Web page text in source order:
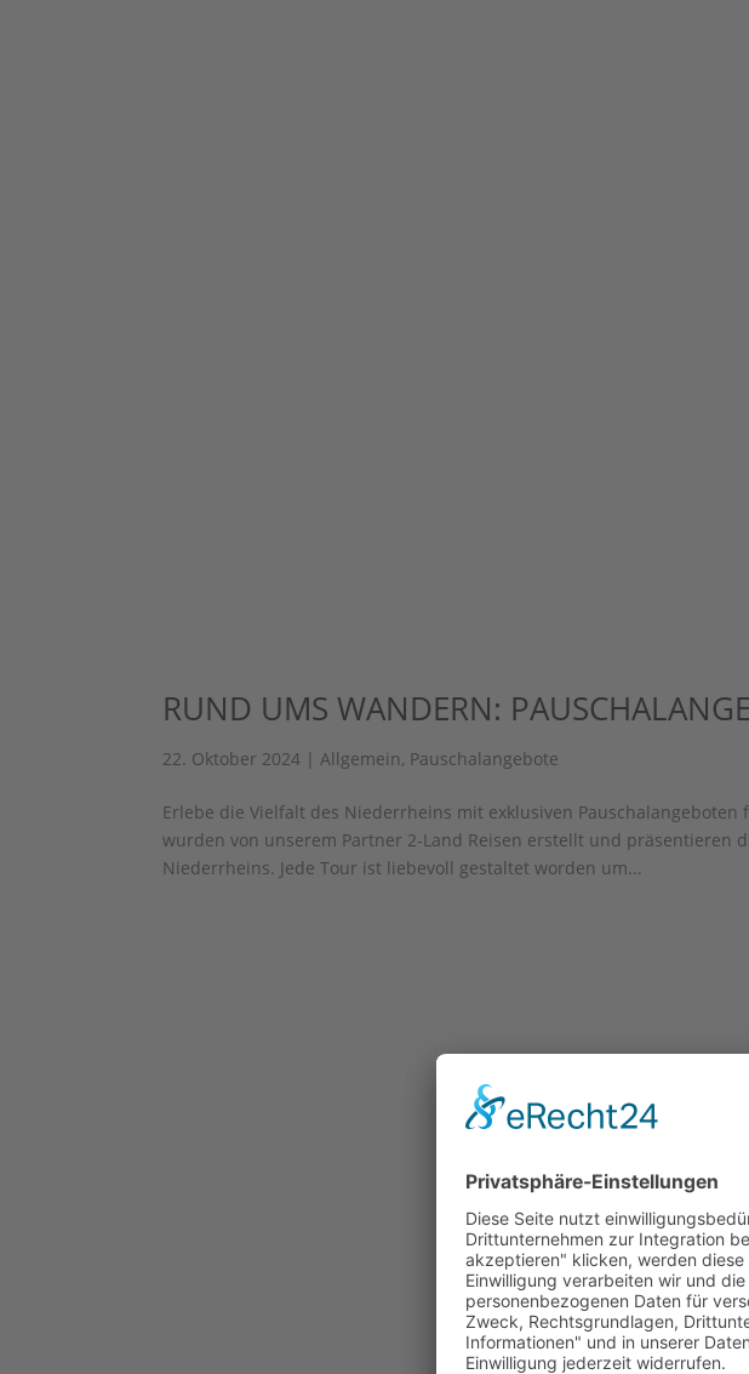
RUND UMS WANDERN:
22. Oktober 2024 | Allgemein, Pauschalangebote
Erlebe die Vielfalt des Niederrheins mit exklusiven Pauschalangeboten
wurden von unserem Partner 2-Land Reisen erstellt und präsentieren
Niederrheins. Jede Tour ist liebevoll gestaltet worden um...